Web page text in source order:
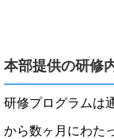
本部提供の研修
研修プログラムは
から数ヶ月にわた